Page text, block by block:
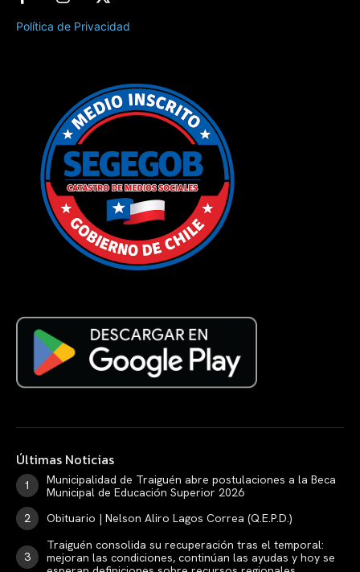
Política de Privacidad
Últimas Noticias
Municipalidad de Traiguén abre postulaciones a la Beca
Municipal de Educación Superior 2026
Obituario | Nelson Aliro Lagos Correa (Q.E.P.D.)
Traiguén consolida su recuperación tras el temporal:
mejoran las condiciones, continúan las ayudas y hoy se